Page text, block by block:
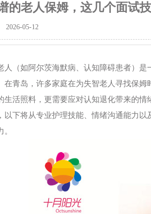
的老人保姆，这几个面试
2026-05-12
人（如阿尔茨海默病、认知障碍患者）是
在青岛，许多家庭在为失智老人寻找保
生活照料，更需要应对认知退化带来的
以下将从专业护理技能、情绪沟通能力